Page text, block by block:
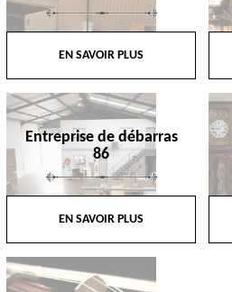
EN SAVOIR PLUS
Entreprise de débarras
86
EN SAVOIR PLUS